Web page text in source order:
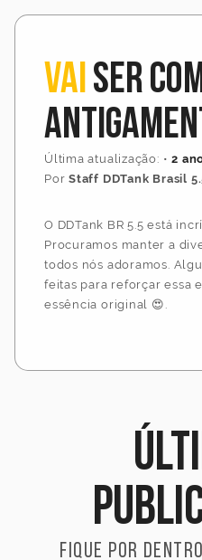
Vaiser
Última atualização: •2
PorStaff DDTank Brasil
O DDTank BR 5.5 está
Procuramos manter a
todos nós adoramos.
feitas para reforçar essa
essência original 😍.
Fique por